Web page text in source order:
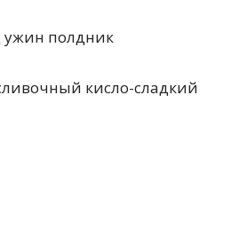
ужин полдник
кисло-сладкий